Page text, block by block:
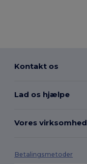
Kontakt os
Lad os hjælpe
Vores virksomhed
Betalingsmetoder